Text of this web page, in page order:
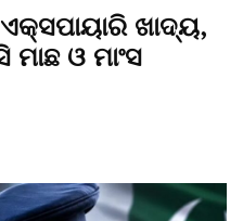
ଖାଦ୍ୟ,
ମାଛ ଓ ମାଂସ